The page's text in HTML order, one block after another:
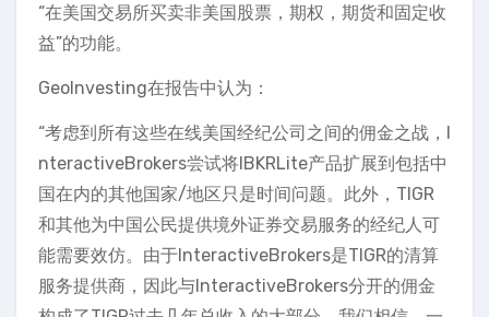
“在美国交易所买卖非美国股票，期权，期货和固定收
益”的功能。
GeoInvesting在报告中认为：
“考虑到所有这些在线美国经纪公司之间的佣金之战，I
nteractiveBrokers尝试将IBKRLite产品扩展到包括中
国在内的其他国家/地区只是时间问题。此外，TIGR
和其他为中国公民提供境外证券交易服务的经纪人可
能需要效仿。由于InteractiveBrokers是TIGR的清算
服务提供商，因此与InteractiveBrokers分开的佣金